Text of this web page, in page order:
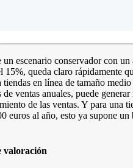
un escenario conservador con un
15%, queda claro rápidamente
tiendas en línea de tamaño
de ventas anuales, puede
de las ventas. Y para una
euros al año, esto ya supone
valoración